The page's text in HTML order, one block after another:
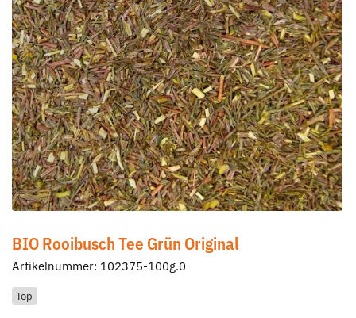
BIO Rooibusch Tee Grün Original
Artikelnummer: 102375-100g.0
Top